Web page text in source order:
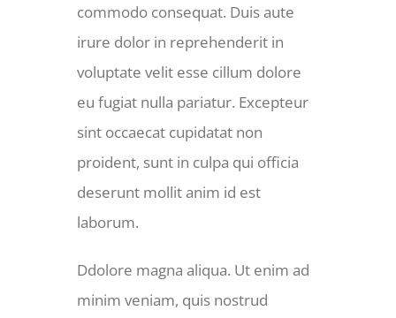
commodo consequat. Duis aute
irure dolor in reprehenderit in
voluptate velit esse cillum dolore
eu fugiat nulla pariatur. Excepteur
sint occaecat cupidatat non
proident, sunt in culpa qui officia
deserunt mollit anim id est
laborum.
Ddolore magna aliqua. Ut enim ad
minim veniam, quis nostrud